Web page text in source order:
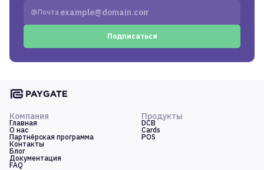
Почта
Подписаться
Компания
Главная
О нас
Партнёрская программа
Контакты
Блог
Документация
FAQ
Продукты
DCB
Cards
POS